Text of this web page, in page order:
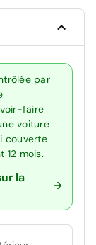
par
faire
voiture
couverte
12 mois.
la